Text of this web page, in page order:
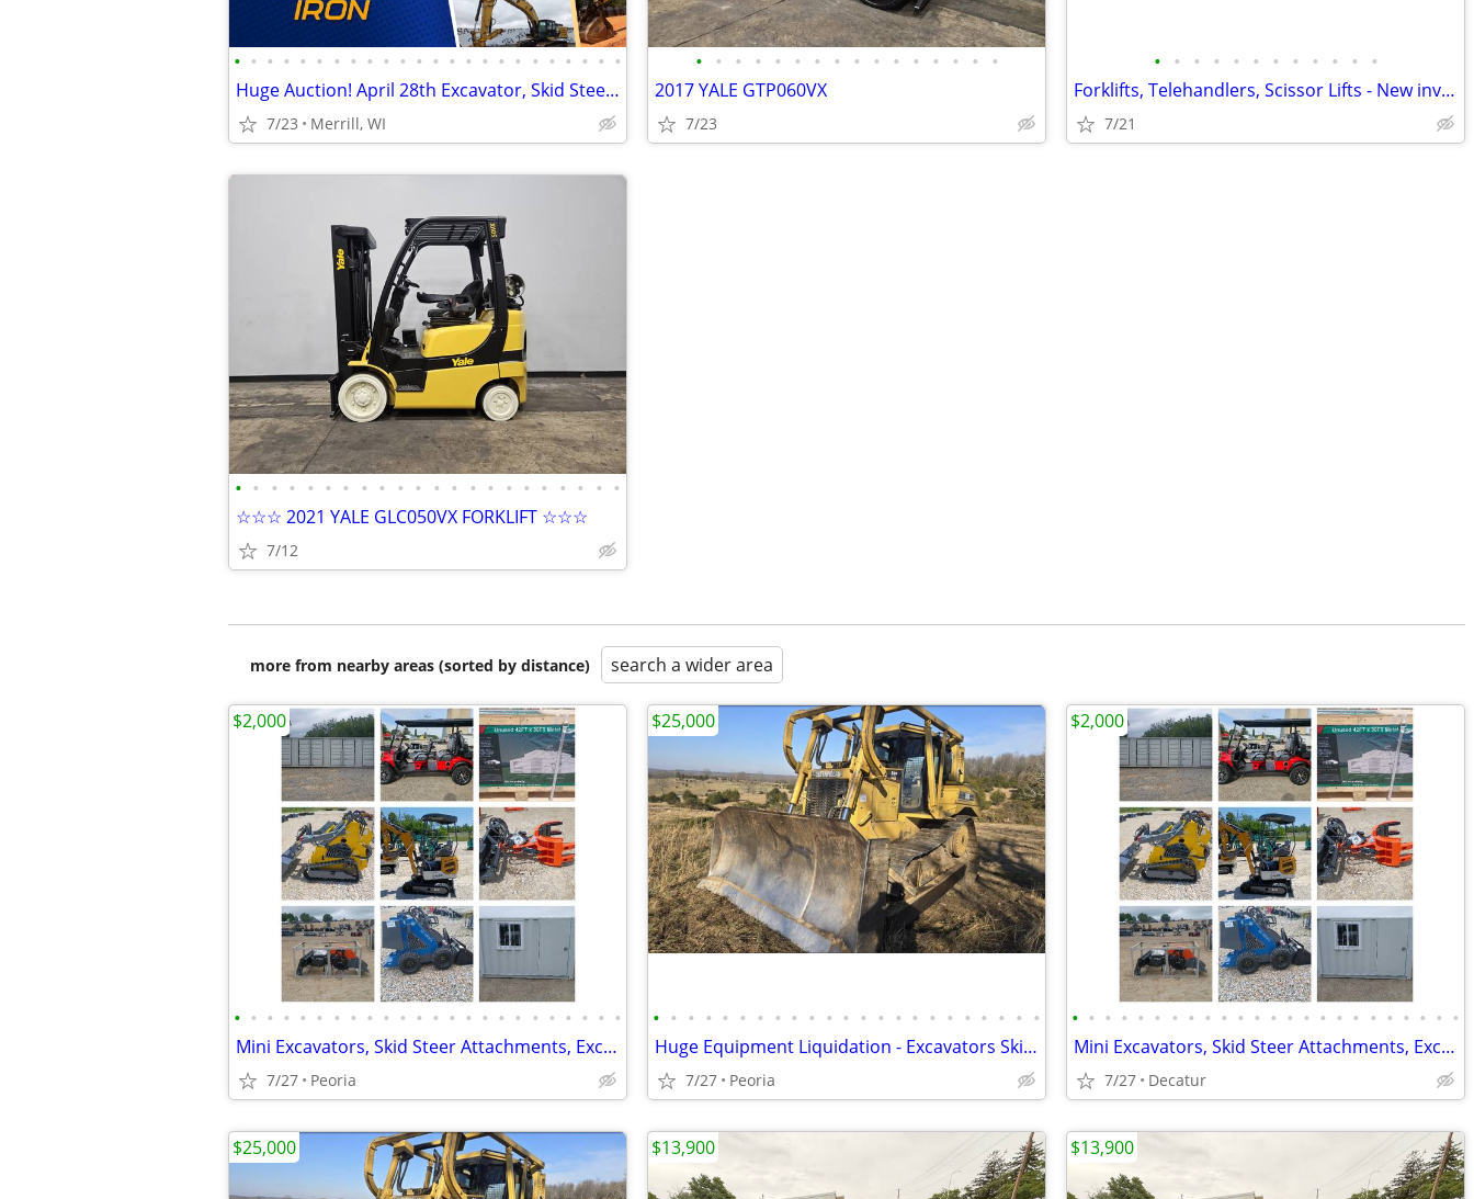
• • • • • • • • • • • • • • • • • • • • • • • •
Huge Auction! April 28th Excavator, Skid Steer, Dozer, Pickup, Tractor
7/23 Merrill, WI
• • • • • • • • • • • • • • • •
2017 YALE GTP060VX
7/23
• • • • • • • • • • • •
Forklifts, Telehandlers, Scissor Lifts - New inventory updated daily
7/21
• • • • • • • • • • • • • • • • • • • • • •
☆☆☆ 2021 YALE GLC050VX FORKLIFT ☆☆☆
7/12
more from nearby areas (sorted by distance) search a wider area
• • • • • • • • • • • • • • • • • • • • • • • •
Mini Excavators, Skid Steer Attachments, Excavator Attachments
7/27 Peoria
$2,000
• • • • • • • • • • • • • • • • • • • • • • •
Huge Equipment Liquidation - Excavators Skid Steers Dump Truck Trailer
7/27 Peoria
$25,000
• • • • • • • • • • • • • • • • • • • • • • • •
Mini Excavators, Skid Steer Attachments, Excavator Attachments
7/27 Decatur
$2,000
$25,000 $13,900 $13,900